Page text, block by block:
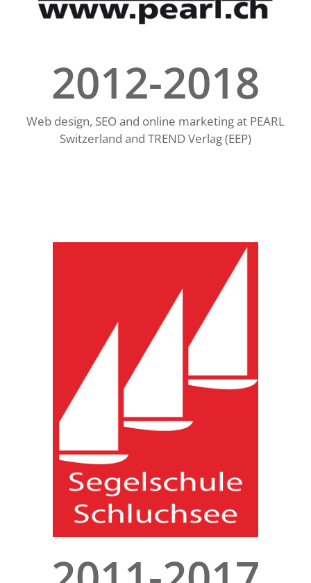
2012-2018
Web design, SEO and online marketing at PEARL
Switzerland and TREND Verlag (EEP)